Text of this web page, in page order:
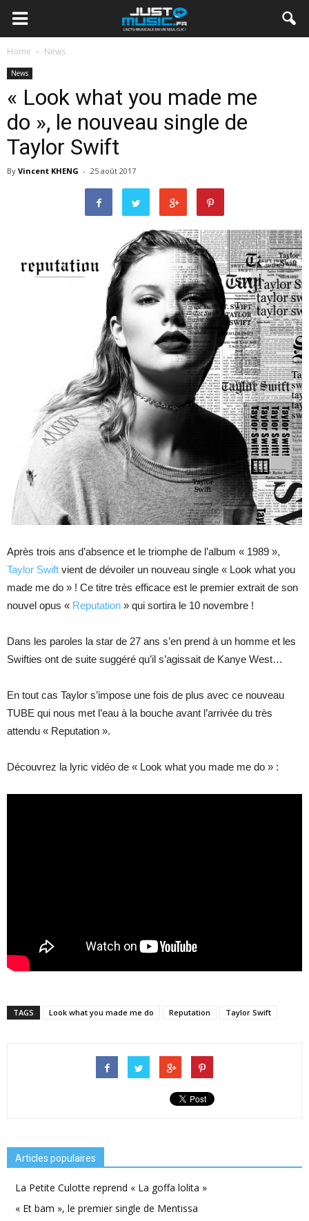
Home News
News
« Look what you made me
do », le nouveau single de
Taylor Swift
By Vincent KHENG - 25 août 2017
Après trois ans d’absence et le triomphe de l’album « 1989 »,
Taylor Swift vient de dévoiler un nouveau single « Look what you
made me do » ! Ce titre très efficace est le premier extrait de son
nouvel opus « Reputation » qui sortira le 10 novembre !
Dans les paroles la star de 27 ans s’en prend à un homme et les
Swifties ont de suite suggéré qu’il s’agissait de Kanye West…
En tout cas Taylor s’impose une fois de plus avec ce nouveau
TUBE qui nous met l’eau à la bouche avant l’arrivée du très
attendu « Reputation ».
Découvrez la lyric vidéo de « Look what you made me do » :
TAGS Look what you made me do Reputation Taylor Swift
Articles populaires
La Petite Culotte reprend « La goffa lolita »
« Et bam », le premier single de Mentissa